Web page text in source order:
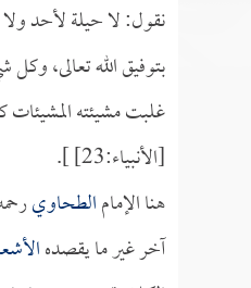
نقول: لا حيلة لأحد ولا
بتوفيق الله تعالى،
غلبت مشيئته المشيئات
[الأنبياء:23] ].
هنا الإمامالطحاوي
آخر غير ما يقصده